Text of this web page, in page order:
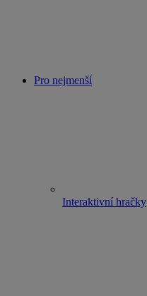
Pro nejmenší
Interaktivní hračky